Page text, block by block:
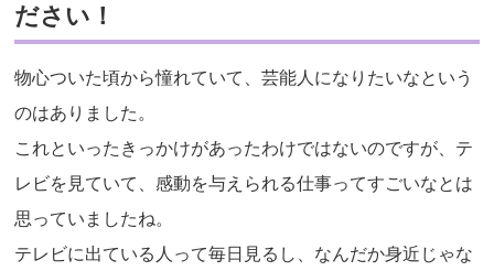
ださい！
物心ついた頃から憧れていて、芸能人になりたいなという
のはありました。
これといったきっかけがあったわけではないのですが、テ
レビを見ていて、感動を与えられる仕事ってすごいなとは
思っていましたね。
テレビに出ている人って毎日見るし、なんだか身近じゃな